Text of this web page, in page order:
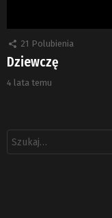
21 Polubienia
Dziewczę
4 lata temu